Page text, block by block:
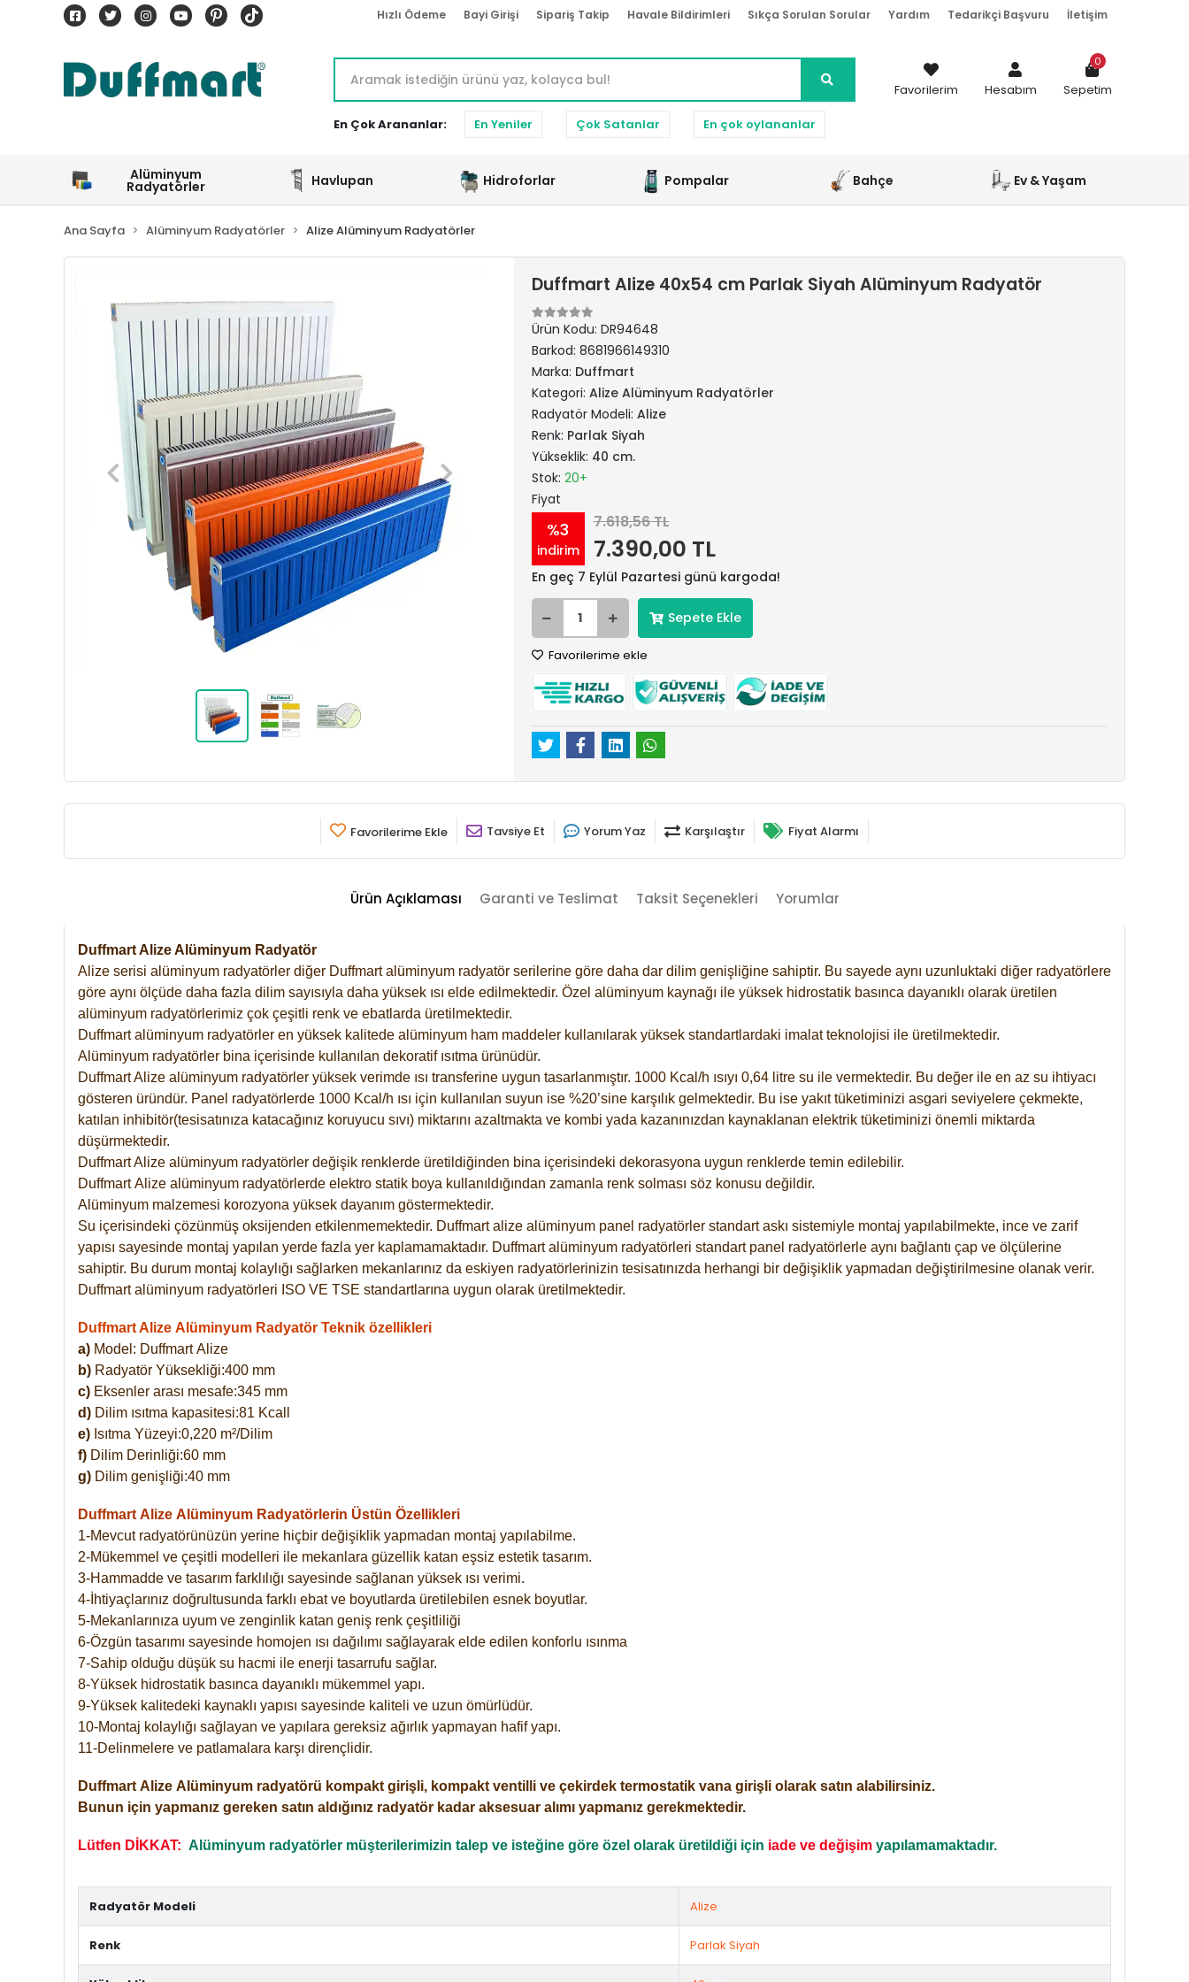
Hızlı Ödeme Bayi Girişi Sipariş Takip Havale Bildirimleri Sıkça Sorulan Sorular Yardım Tedarikçi Başvuru İletişim
En Çok Arananlar: En Yeniler Çok Satanlar En çok oylananlar
Favorilerim Hesabım Sepetim
0
Alüminyum
Radyatörler Havlupan Hidroforlar Pompalar Bahçe Ev & Yaşam
Ana Sayfa Alüminyum Radyatörler Alize Alüminyum Radyatörler
Duffmart Alize 40x54 cm Parlak Siyah Alüminyum Radyatör
Ürün Kodu: DR94648
Barkod: 8681966149310
Marka: Duffmart
Kategori: Alize Alüminyum Radyatörler
Radyatör Modeli: Alize
Renk: Parlak Siyah
Yükseklik: 40 cm.
Stok: 20+
Fiyat
%3
indirim
7.618,56 TL
7.390,00 TL
En geç 7 Eylül Pazartesi günü kargoda!
Sepete Ekle
Favorilerime ekle
Favorilerime Ekle Tavsiye Et Yorum Yaz Karşılaştır Fiyat Alarmı
Ürün Açıklaması Garanti ve Teslimat Taksit Seçenekleri Yorumlar
Duffmart Alize Alüminyum Radyatör
Alize serisi alüminyum radyatörler diğer Duffmart alüminyum radyatör serilerine göre daha dar dilim genişliğine sahiptir. Bu sayede aynı uzunluktaki diğer radyatörlere
göre aynı ölçüde daha fazla dilim sayısıyla daha yüksek ısı elde edilmektedir. Özel alüminyum kaynağı ile yüksek hidrostatik basınca dayanıklı olarak üretilen
alüminyum radyatörlerimiz çok çeşitli renk ve ebatlarda üretilmektedir.
Duffmart alüminyum radyatörler en yüksek kalitede alüminyum ham maddeler kullanılarak yüksek standartlardaki imalat teknolojisi ile üretilmektedir.
Alüminyum radyatörler bina içerisinde kullanılan dekoratif ısıtma ürünüdür.
Duffmart Alize alüminyum radyatörler yüksek verimde ısı transferine uygun tasarlanmıştır. 1000 Kcal/h ısıyı 0,64 litre su ile vermektedir. Bu değer ile en az su ihtiyacı
gösteren üründür. Panel radyatörlerde 1000 Kcal/h ısı için kullanılan suyun ise %20’sine karşılık gelmektedir. Bu ise yakıt tüketiminizi asgari seviyelere çekmekte,
katılan inhibitör(tesisatınıza katacağınız koruyucu sıvı) miktarını azaltmakta ve kombi yada kazanınızdan kaynaklanan elektrik tüketiminizi önemli miktarda
düşürmektedir.
Duffmart Alize alüminyum radyatörler değişik renklerde üretildiğinden bina içerisindeki dekorasyona uygun renklerde temin edilebilir.
DuffmartAlize alüminyum radyatörlerde elektro statik boya kullanıldığından zamanla renk solması söz konusu değildir.
Alüminyum malzemesi korozyona yüksek dayanım göstermektedir.
Su içerisindeki çözünmüş oksijenden etkilenmemektedir. Duffmart alize alüminyum panel radyatörler standart askı sistemiyle montaj yapılabilmekte, ince ve zarif
yapısı sayesinde montaj yapılan yerde fazla yer kaplamamaktadır. Duffmart alüminyum radyatörleri standart panel radyatörlerle aynı bağlantı çap ve ölçülerine
sahiptir. Bu durum montaj kolaylığı sağlarken mekanlarınız da eskiyen radyatörlerinizin tesisatınızda herhangi bir değişiklik yapmadan değiştirilmesine olanak verir.
Duffmart alüminyum radyatörleri ISO VE TSE standartlarına uygun olarak üretilmektedir.
Duffmart Alize Alüminyum Radyatör Teknik özellikleri
a) Model: DuffmartAlize
b) Radyatör Yüksekliği:400 mm
c) Eksenler arası mesafe:345 mm
d) Dilim ısıtma kapasitesi:81 Kcall
e) Isıtma Yüzeyi:0,220 m²/Dilim
f) Dilim Derinliği:60 mm
g) Dilim genişliği:40 mm
Duffmart Alize Alüminyum Radyatörlerin Üstün Özellikleri
1-Mevcut radyatörünüzün yerine hiçbir değişiklik yapmadan montaj yapılabilme.
2-Mükemmel ve çeşitli modelleri ile mekanlara güzellik katan eşsiz estetik tasarım.
3-Hammadde ve tasarım farklılığı sayesinde sağlanan yüksek ısı verimi.
4-İhtiyaçlarınız doğrultusunda farklı ebat ve boyutlarda üretilebilen esnek boyutlar.
5-Mekanlarınıza uyum ve zenginlik katan geniş renk çeşitliliği
6-Özgün tasarımı sayesinde homojen ısı dağılımı sağlayarak elde edilen konforlu ısınma
7-Sahip olduğu düşük su hacmi ile enerji tasarrufu sağlar.
8-Yüksek hidrostatik basınca dayanıklı mükemmel yapı.
9-Yüksek kalitedeki kaynaklı yapısı sayesinde kaliteli ve uzun ömürlüdür.
10-Montaj kolaylığı sağlayan ve yapılara gereksiz ağırlık yapmayan hafif yapı.
11-Delinmelere ve patlamalara karşı dirençlidir.
Duffmart Alize Alüminyum radyatörü kompakt girişli, kompakt ventilli ve çekirdek termostatik vana girişli olarak satın alabilirsiniz.
Bunun için yapmanız gereken satın aldığınız radyatör kadar aksesuar alımı yapmanız gerekmektedir.
Lütfen DİKKAT: Alüminyum radyatörler müşterilerimizin talep ve isteğine göre özel olarak üretildiği için iade ve değişim yapılamamaktadır.
Radyatör Modeli Alize
Renk Parlak Siyah